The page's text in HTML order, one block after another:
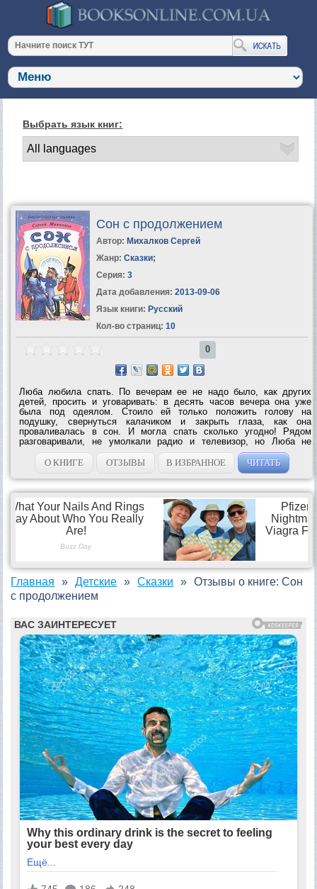
Выбрать язык книг:
Сон с продолжением
Автор: Михалков Сергей
Жанр: Сказки;
Серия: 3
Дата добавления: 2013-09-06
Язык книги: Русский
Кол-во страниц: 10
0
Люба любила спать. По вечерам ее не надо было, как других
детей, просить и уговаривать: в десять часов вечера она уже
была под одеялом. Стоило ей только положить голову на
подушку, свернуться калачиком и закрыть глаза, как она
проваливалась в сон. И могла спать сколько угодно! Рядом
разговаривали, не умолкали радио и телевизор, но Люба не
просыпалась. Даже старый будильник «Трезвон» должен был
истратить весь свой завод для того, чтобы...
О КНИГЕ ОТЗЫВЫ В ИЗБРАННОЕ ЧИТАТЬ
Главная Детские Сказки
Отзывы о книге: Сон
с продолжением